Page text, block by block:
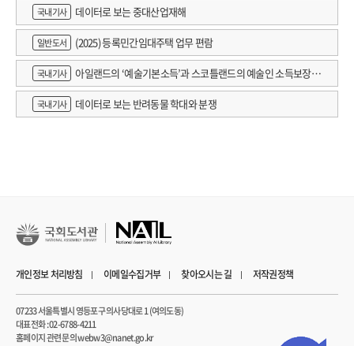
국내기사 데이터로 보는 중대산업재해
일반도서 (2025) 등록민간임대주택 업무 편람
국내기사
아일랜드의 ‘예술기본소득’과 스코틀랜드의 예술인 소득보장정
책 논의
국내기사 데이터로 보는 반려동물 학대와 분쟁
개인정보 처리방침 이메일수집거부 찾아오시는 길 저작권정책
07233 서울특별시 영등포구 의사당대로 1 (여의도동)
대표전화 : 02-6788-4211
홈페이지 관련 문의 webw3@nanet.go.kr